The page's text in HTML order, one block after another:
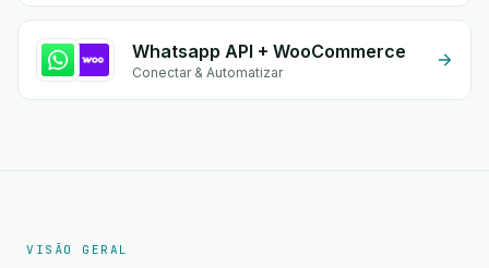
Whatsapp API + WooCommerce
Conectar & Automatizar
VISÃO GERAL